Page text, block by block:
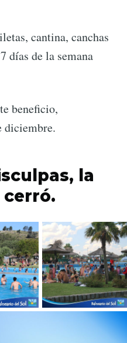
cantina, canchas
días de la semana
beneficio,
diciembre.
la